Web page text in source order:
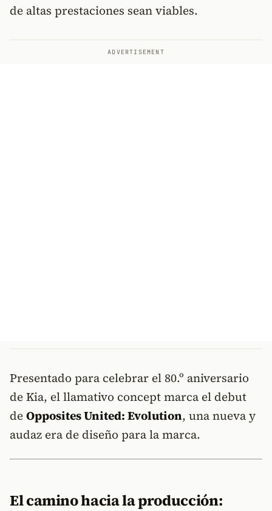
de altas prestaciones sean viables.
ADVERTISEMENT
Presentado para celebrar el 80.º aniversario
de Kia, el llamativo concept marca el debut
deOpposites United: Evolution, una nueva y
audaz era de diseño para la marca.
El camino hacia la producción: